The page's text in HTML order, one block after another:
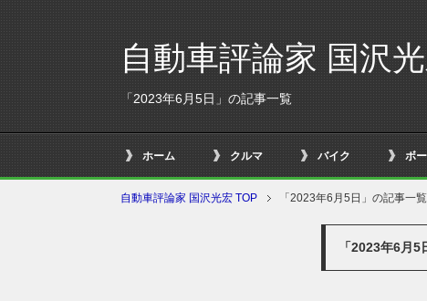
自動車評論家 国沢
「2023年6月5日」の記事一覧
ホーム クルマ バイク ボ
自動車評論家 国沢光宏 TOP 「2023年6月5日」の記事一覧
「2023年6月